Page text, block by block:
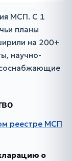
МСП. С 1
планы
на 200+
научно-
реестре МСП
о